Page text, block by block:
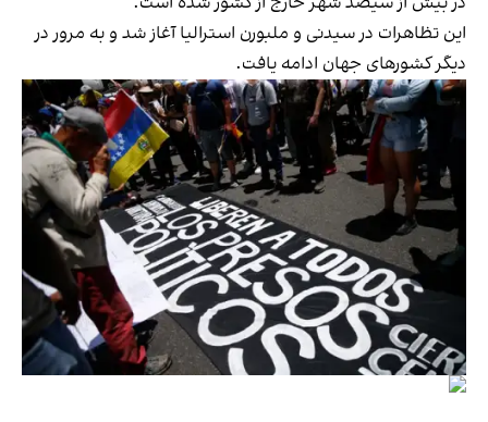
این تظاهرات در سیدنی و ملبورن استرالیا آغاز شد و به مرور در
دیگر کشورهای جهان ادامه یافت.